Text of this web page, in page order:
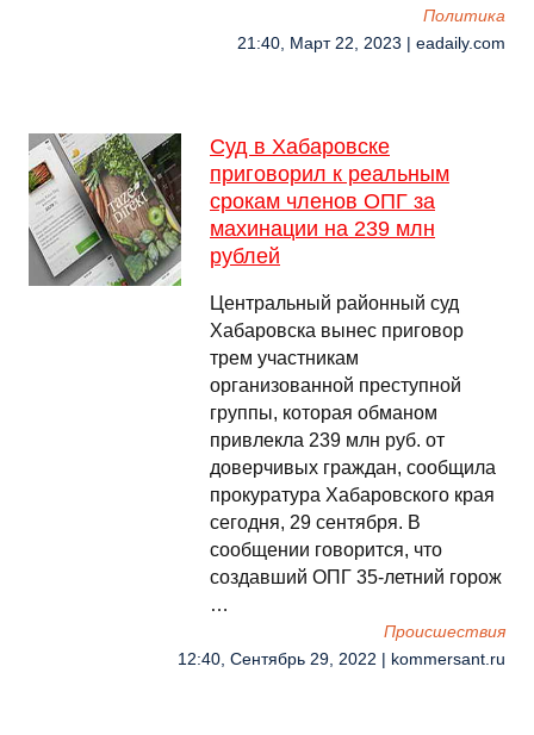
Политика
21:40, Март 22, 2023 | eadaily.com
Суд в Хабаровске
приговорил к реальным
срокам членов ОПГ за
махинации на 239 млн
рублей
Центральный районный суд
Хабаровска вынес приговор
трем участникам
организованной преступной
группы, которая обманом
привлекла 239 млн руб. от
доверчивых граждан, сообщила
прокуратура Хабаровского края
сегодня, 29 сентября. В
сообщении говорится, что
создавший ОПГ 35-летний горож
…
Происшествия
12:40, Сентябрь 29, 2022 | kommersant.ru